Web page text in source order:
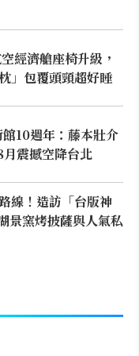
經濟艙座椅升級，
」包覆頭頸超好睡
10週年：藤本壯介
震撼空降台北
線！造訪「台版神
景窯烤披薩與人氣私